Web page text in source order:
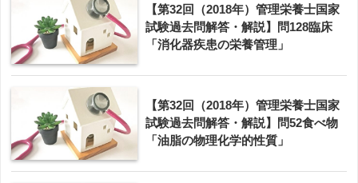
【第32回（2018年）管理栄養士国家
試験過去問解答・解説】問128臨床
「消化器疾患の栄養管理」
【第32回（2018年）管理栄養士国家
試験過去問解答・解説】問52食べ物
「油脂の物理化学的性質」